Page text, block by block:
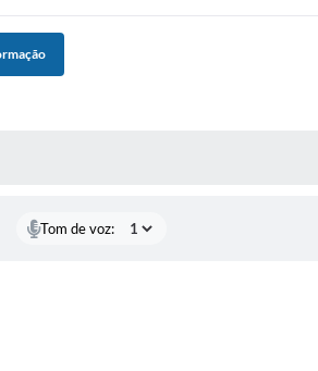
Tom de voz: